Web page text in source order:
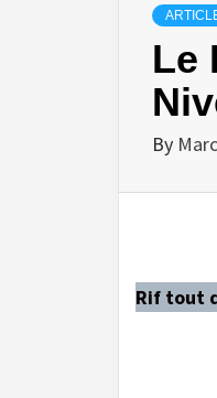
Le
By
Rif tout